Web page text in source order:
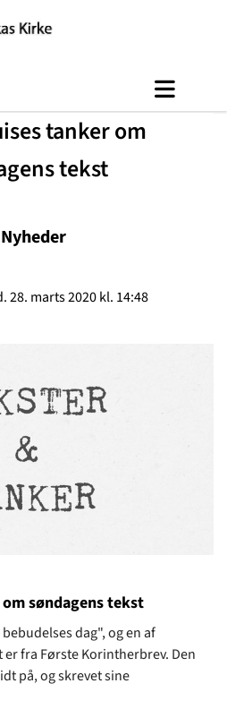
tanker om
tekst
Nyheder
28. marts 2020 kl. 14:48
søndagens tekst
dag", og en af
fra Første Korintherbrev. Den
på, og skrevet sine